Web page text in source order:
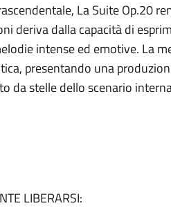
La Suite Op.20
deriva dalla capacità di
intense ed emotive. La
presentando una
da stelle dello scenario
LIBERARSI: